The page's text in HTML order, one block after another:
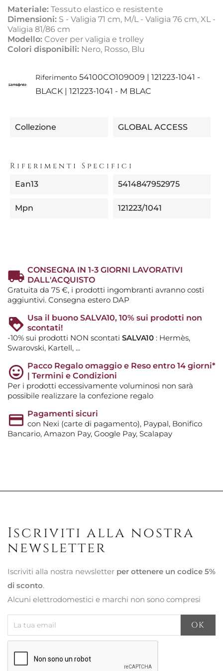
Materiale: Tessuto elastico e resistente
Dimensioni: S - Valigia 71 cm, M/L - Valigia 76 cm, XL -
Valigia 81/86 cm
Modello: Cover per valigia e trolley
Colori disponibili: Nero, Rosso, Blu
Riferimento 54100CO109009 | 121223-1041 -
BLACK | 121223-1041 - M BLAC
Collezione GLOBAL ACCESS
Riferimenti Specifici
Ean13 5414847952975
Mpn 121223/1041
CONSEGNA IN 1-3 GIORNI LAVORATIVI
DALL'ACQUISTO
Gratuita da 75 €, i prodotti ingombranti avranno costi
aggiuntivi. Consegna estero DAP
Usa il buono SALVA10, 10% sui prodotti non
scontati!
-10% sui prodotti NON scontati SALVA10 : Hermès,
Swarovski, Kartell, ...
Pacco Regalo omaggio e Reso entro 14 giorni*
| Termini e Condizioni
Per i prodotti eccessivamente voluminosi non sarà
possibile realizzare la confezione regalo
Pagamenti sicuri
con Nexi (carte di pagamento), Paypal, Bonifico
Bancario, Amazon Pay, Google Pay, Scalapay
Iscriviti alla nostra
newsletter
Iscriviti alla nostra newsletter per ottenere un codice 5%
di sconto.
Alcuni elettrodomestici e marchi non sono compresi